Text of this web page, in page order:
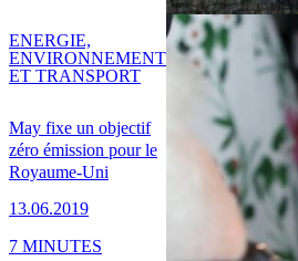
May fixe un objectif
zéro émission pour le
Royaume-Uni
13.06.2019
ENERGIE,
ENVIRONNEMENT
ET TRANSPORT
7 MINUTES